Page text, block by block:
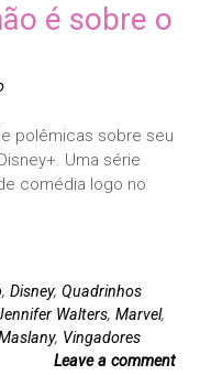
é sobre o
polêmicas sobre seu
Uma série
comédia logo no
, Disney, Quadrinhos
Walters, Marvel,
, Vingadores
Leave a comment